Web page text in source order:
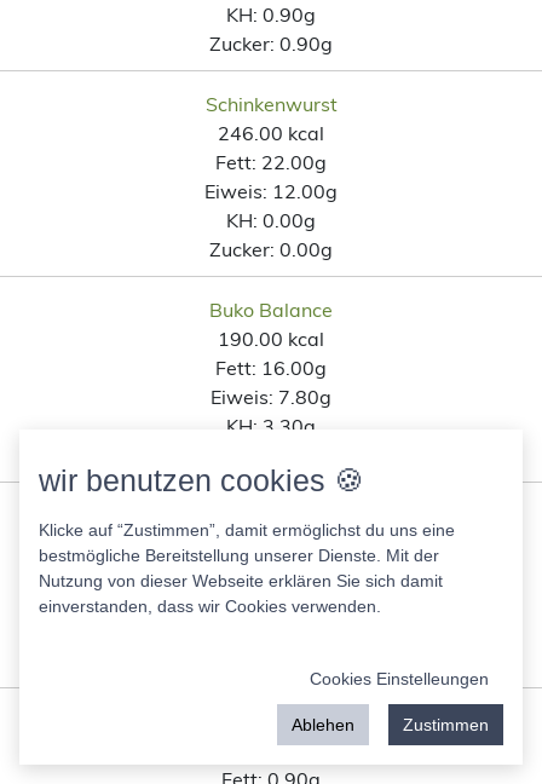
KH: 0.90g
Zucker: 0.90g
Schinkenwurst
246.00 kcal
Fett: 22.00g
Eiweis: 12.00g
KH: 0.00g
Zucker: 0.00g
Buko Balance
190.00 kcal
Fett: 16.00g
Eiweis: 7.80g
KH: 3.30g
350.00 kcal
Fett:39.00g
Eiweis:0.50g
Brötchen, Weizen
252.00 kcal
wir benutzen cookies 🍪
Klicke auf “Zustimmen”, damit ermöglichst du uns eine
bestmögliche Bereitstellung unserer Dienste. Mit der
Nutzung von dieser Webseite erklären Sie sich damit
einverstanden, dass wir Cookies verwenden.
Cookies Einstelleungen
Ablehen Zustimmen